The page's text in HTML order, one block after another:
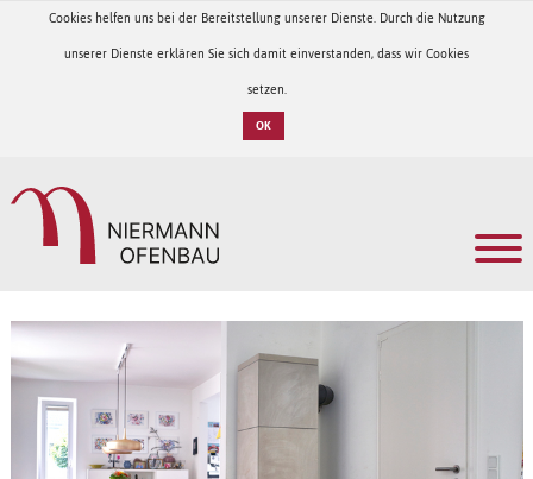
Cookies helfen uns bei der Bereitstellung unserer Dienste. Durch die Nutzung
unserer Dienste erklären Sie sich damit einverstanden, dass wir Cookies
setzen.
OK